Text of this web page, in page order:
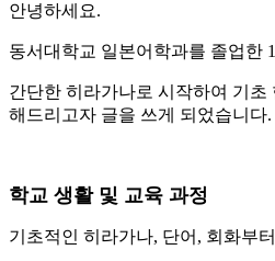
안녕하세요.
동서대학교 일본어학과를 졸업한
간단한 히라가나로 시작하여 기
해드리고자 글을 쓰게 되었습니
학교 생활 및 교육 과정
기초적인 히라가나, 단어, 회화부